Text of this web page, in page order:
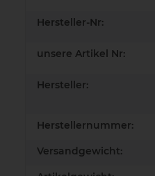
Hersteller-Nr:
unsere Artikel Nr:
Hersteller:
Herstellernummer:
Versandgewicht: